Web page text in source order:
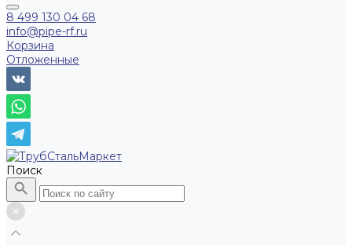
8 499 130 04 68
info@pipe-rf.ru
Корзина
Отложенные
Поиск